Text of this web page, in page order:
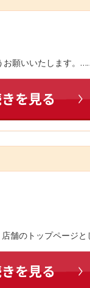
お願いいたします
店舗のトップペー